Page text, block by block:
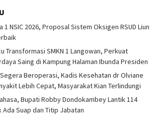
1 NSIC 2026, Proposal Sistem Oksigen RSUD Liun
Transformasi SMKN 1 Langowan, Perkuat
Saing di Kampung Halaman Ibunda Presiden
Beroperasi, Kadis Kesehatan dr Olviane
Lebih Cepat, Masyarakat Kian Terlindungi
Bupati Robby Dondokambey Lantik 114
Ada Suap dan Titip Jabatan